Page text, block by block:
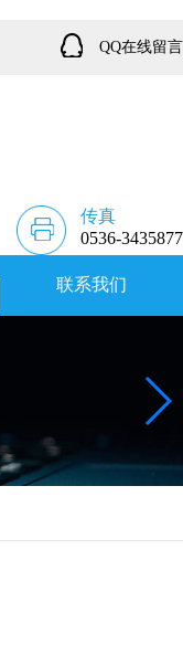
QQ在线留言
传真
0536-3435877
联系我们